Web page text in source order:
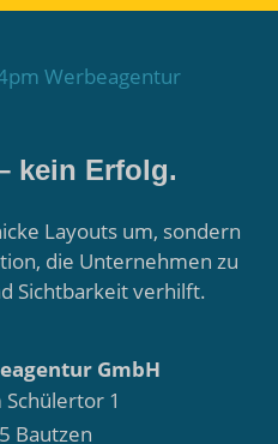
kein Erfolg.
Layouts um, sondern
die Unternehmen zu
Sichtbarkeit verhilft.
GmbH
1
Bautzen